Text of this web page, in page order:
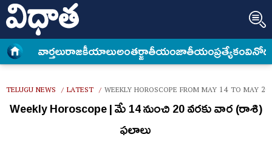
వార్త‌లురాజకీయాలుఅంత‌ర్జాతీయంజాతీయంప్రత్యేకం
TELUGU NEWS / LATEST / WEEKLY HOROSCOPE FROM MAY 14 TO MAY
Weekly Horoscope | మే 14 నుంచి 20 వరకు వార (రాశి)
ఫలాలు